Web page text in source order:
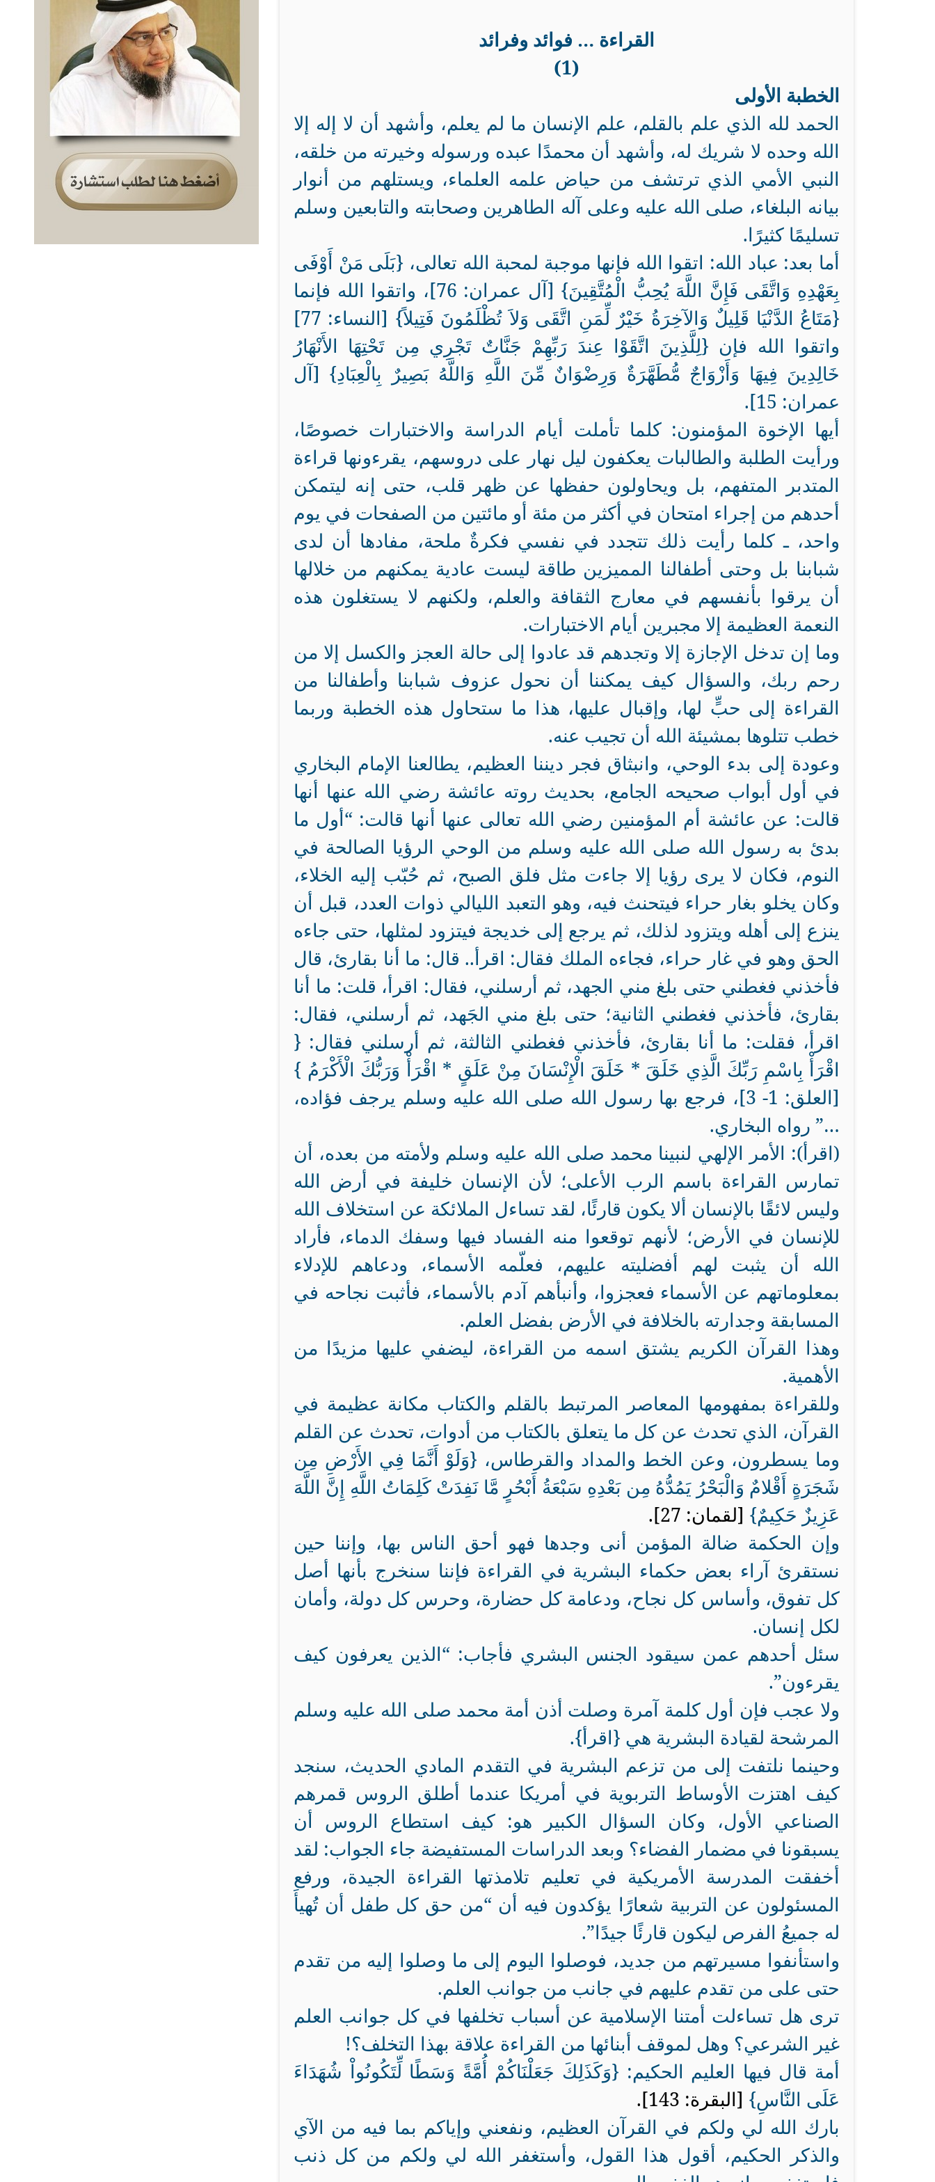
القراءة … فوائد وفرائد
(1)
الخطبة الأولى
الحمد لله الذي علم بالقلم، علم الإنسان ما لم يعلم، وأشهد أن لا إله إلا
الله وحده لا شريك له، وأشهد أن محمدًا عبده ورسوله وخيرته من خلقه،
النبي الأمي الذي ترتشف من حياض علمه العلماء، ويستلهم من أنوار
بيانه البلغاء، صلى الله عليه وعلى آله الطاهرين وصحابته والتابعين وسلم
تسليمًا كثيرًا.
أما بعد: عباد الله: اتقوا الله فإنها موجبة لمحبة الله تعالى، {بَلَى مَنْ أَوْفَى
بِعَهْدِهِ وَاتَّقَى فَإِنَّ اللَّهَ يُحِبُّ الْمُتَّقِينَ} [آل عمران: 76]، واتقوا الله فإنما
{مَتَاعُ الدَّنْيَا قَلِيلٌ وَالآخِرَةُ خَيْرٌ لِّمَنِ اتَّقَى وَلاَ تُظْلَمُونَ فَتِيلاً} [النساء: 77]
واتقوا الله فإن {لِلَّذِينَ اتَّقَوْا عِندَ رَبِّهِمْ جَنَّاتٌ تَجْرِي مِن تَحْتِهَا الأَنْهَارُ
خَالِدِينَ فِيهَا وَأَزْوَاجٌ مُّطَهَّرَةٌ وَرِضْوَانٌ مِّنَ اللَّهِ وَاللَّهُ بَصِيرٌ بِالْعِبَادِ} [آل
عمران: 15].
أيها الإخوة المؤمنون: كلما تأملت أيام الدراسة والاختبارات خصوصًا،
ورأيت الطلبة والطالبات يعكفون ليل نهار على دروسهم، يقرءونها قراءة
المتدبر المتفهم، بل ويحاولون حفظها عن ظهر قلب، حتى إنه ليتمكن
أحدهم من إجراء امتحان في أكثر من مئة أو مائتين من الصفحات في يوم
واحد، ـ كلما رأيت ذلك تتجدد في نفسي فكرةٌ ملحة، مفادها أن لدى
شبابنا بل وحتى أطفالنا المميزين طاقة ليست عادية يمكنهم من خلالها
أن يرقوا بأنفسهم في معارج الثقافة والعلم، ولكنهم لا يستغلون هذه
النعمة العظيمة إلا مجبرين أيام الاختبارات.
وما إن تدخل الإجازة إلا وتجدهم قد عادوا إلى حالة العجز والكسل إلا من
رحم ربك، والسؤال كيف يمكننا أن نحول عزوف شبابنا وأطفالنا من
القراءة إلى حبٍّ لها، وإقبال عليها، هذا ما ستحاول هذه الخطبة وربما
خطب تتلوها بمشيئة الله أن تجيب عنه.
وعودة إلى بدء الوحي، وانبثاق فجر ديننا العظيم، يطالعنا الإمام البخاري
في أول أبواب صحيحه الجامع، بحديث روته عائشة رضي الله عنها أنها
قالت: عن عائشة أم المؤمنين رضي الله تعالى عنها أنها قالت: “أول ما
بدئ به رسول الله صلى الله عليه وسلم من الوحي الرؤيا الصالحة في
النوم، فكان لا يرى رؤيا إلا جاءت مثل فلق الصبح، ثم حُبّب إليه الخلاء،
وكان يخلو بغار حراء فيتحنث فيه، وهو التعبد الليالي ذوات العدد، قبل أن
ينزع إلى أهله ويتزود لذلك، ثم يرجع إلى خديجة فيتزود لمثلها، حتى جاءه
الحق وهو في غار حراء، فجاءه الملك فقال: اقرأ.. قال: ما أنا بقارئ، قال
فأخذني فغطني حتى بلغ مني الجهد، ثم أرسلني، فقال: اقرأ، قلت: ما أنا
بقارئ، فأخذني فغطني الثانية؛ حتى بلغ مني الجَهد، ثم أرسلني، فقال:
اقرأ، فقلت: ما أنا بقارئ، فأخذني فغطني الثالثة، ثم أرسلني فقال: {
اقْرَأْ بِاسْمِ رَبِّكَ الَّذِي خَلَقَ * خَلَقَ الْإِنْسَانَ مِنْ عَلَقٍ * اقْرَأْ وَرَبُّكَ الْأَكْرَمُ }
[العلق: 1- 3]، فرجع بها رسول الله صلى الله عليه وسلم يرجف فؤاده،
…” رواه البخاري.
(اقرأ): الأمر الإلهي لنبينا محمد صلى الله عليه وسلم ولأمته من بعده، أن
تمارس القراءة باسم الرب الأعلى؛ لأن الإنسان خليفة في أرض الله
وليس لائقًا بالإنسان ألا يكون قارئًا، لقد تساءل الملائكة عن استخلاف الله
للإنسان في الأرض؛ لأنهم توقعوا منه الفساد فيها وسفك الدماء، فأراد
الله أن يثبت لهم أفضليته عليهم، فعلّمه الأسماء، ودعاهم للإدلاء
بمعلوماتهم عن الأسماء فعجزوا، وأنبأهم آدم بالأسماء، فأثبت نجاحه في
المسابقة وجدارته بالخلافة في الأرض بفضل العلم.
وهذا القرآن الكريم يشتق اسمه من القراءة، ليضفي عليها مزيدًا من
الأهمية.
وللقراءة بمفهومها المعاصر المرتبط بالقلم والكتاب مكانة عظيمة في
القرآن، الذي تحدث عن كل ما يتعلق بالكتاب من أدوات، تحدث عن القلم
وما يسطرون، وعن الخط والمداد والقرطاس، {وَلَوْ أَنَّمَا فِي الأَرْضِ مِن
شَجَرَةٍ أَقْلامٌ وَالْبَحْرُ يَمُدُّهُ مِن بَعْدِهِ سَبْعَةُ أَبْحُرٍ مَّا نَفِدَتْ كَلِمَاتُ اللَّهِ إِنَّ اللَّهَ
عَزِيزٌ حَكِيمٌ} [لقمان: 27].
وإن الحكمة ضالة المؤمن أنى وجدها فهو أحق الناس بها، وإننا حين
نستقرئ آراء بعض حكماء البشرية في القراءة فإننا سنخرج بأنها أصل
كل تفوق، وأساس كل نجاح، ودعامة كل حضارة، وحرس كل دولة، وأمان
لكل إنسان.
سئل أحدهم عمن سيقود الجنس البشري فأجاب: “الذين يعرفون كيف
يقرءون”.
ولا عجب فإن أول كلمة آمرة وصلت أذن أمة محمد صلى الله عليه وسلم
المرشحة لقيادة البشرية هي {اقرأ}.
وحينما نلتفت إلى من تزعم البشرية في التقدم المادي الحديث، سنجد
كيف اهتزت الأوساط التربوية في أمريكا عندما أطلق الروس قمرهم
الصناعي الأول، وكان السؤال الكبير هو: كيف استطاع الروس أن
يسبقونا في مضمار الفضاء؟ وبعد الدراسات المستفيضة جاء الجواب: لقد
أخفقت المدرسة الأمريكية في تعليم تلامذتها القراءة الجيدة، ورفع
المسئولون عن التربية شعارًا يؤكدون فيه أن “من حق كل طفل أن تُهيأَ
له جميعُ الفرص ليكون قارئًا جيدًا”.
واستأنفوا مسيرتهم من جديد، فوصلوا اليوم إلى ما وصلوا إليه من تقدم
حتى على من تقدم عليهم في جانب من جوانب العلم.
ترى هل تساءلت أمتنا الإسلامية عن أسباب تخلفها في كل جوانب العلم
غير الشرعي؟ وهل لموقف أبنائها من القراءة علاقة بهذا التخلف؟!
أمة قال فيها العليم الحكيم: {وَكَذَلِكَ جَعَلْنَاكُمْ أُمَّةً وَسَطًا لِّتَكُونُواْ شُهَدَاءَ
عَلَى النَّاسِ} [البقرة: 143].
بارك الله لي ولكم في القرآن العظيم، ونفعني وإياكم بما فيه من الآي
والذكر الحكيم، أقول هذا القول، وأستغفر الله لي ولكم من كل ذنب